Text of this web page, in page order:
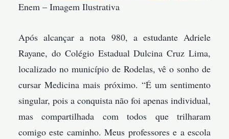
Enem – Imagem Ilustrativa
Após alcançar a nota 980, a estudante Adriele
Rayane, do Colégio Estadual Dulcina Cruz Lima,
localizado no município de Rodelas, vê o sonho de
cursar Medicina mais próximo. “É um sentimento
singular, pois a conquista não foi apenas individual,
mas compartilhada com todos que trilharam
comigo este caminho. Meus professores e a escola